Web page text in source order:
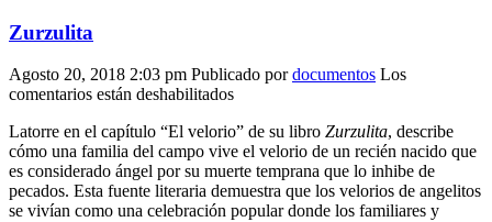
Zurzulita
Agosto 20, 2018 2:03 pm Publicado pordocumentos Los
comentarios están deshabilitadosen
Latorre en el capítulo “El velorio” de su libro Zurzulita, describe
cómo una familia del campo vive el velorio de un recién nacido que
es considerado ángel por su muerte temprana que lo inhibe de
pecados. Esta fuente literaria demuestra que los velorios de angelitos
se vivían como una celebración popular donde los familiares y